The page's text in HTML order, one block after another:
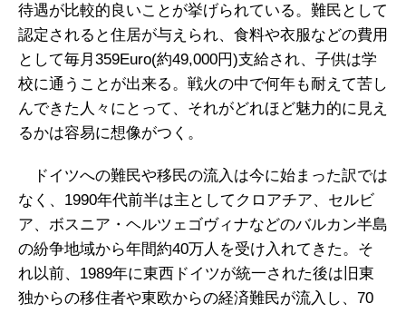
待遇が比較的良いことが挙げられている。難民として
認定されると住居が与えられ、食料や衣服などの費用
として毎月359Euro(約49,000円)支給され、子供は学
校に通うことが出来る。戦火の中で何年も耐えて苦し
んできた人々にとって、それがどれほど魅力的に見え
るかは容易に想像がつく。
ドイツへの難民や移民の流入は今に始まった訳では
なく、1990年代前半は主としてクロアチア、セルビ
ア、ボスニア・ヘルツェゴヴィナなどのバルカン半島
の紛争地域から年間約40万人を受け入れてきた。そ
れ以前、1989年に東西ドイツが統一された後は旧東
独からの移住者や東欧からの経済難民が流入し、70